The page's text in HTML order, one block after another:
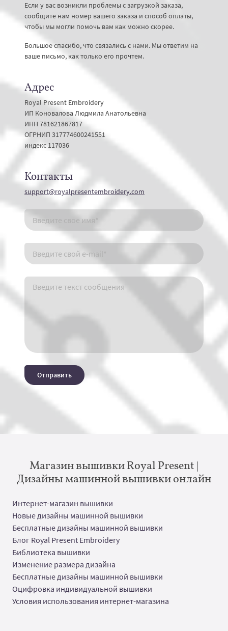
Если у вас возникли проблемы с загрузкой заказа,
сообщите нам номер вашего заказа и способ оплаты,
чтобы мы могли помочь вам как можно скорее.
Большое спасибо, что связались с нами. Мы ответим на
ваше письмо, как только его прочтем.
Адрес
Royal Present Embroidery
ИП Коновалова Людмила Анатольевна
ИНН 781621867817
ОГРНИП 317774600241551
индекс 117036
Контакты
support@royalpresentembroidery.com
Отправить
Магазин вышивки Royal Present |
Дизайны машинной вышивки онлайн
Интернет-магазин вышивки
Новые дизайны машинной вышивки
Бесплатные дизайны машинной вышивки
Блог Royal Present Embroidery
Библиотека вышивки
Изменение размера дизайна
Бесплатные дизайны машинной вышивки
Оцифровка индивидуальной вышивки
Условия использования интернет-магазина